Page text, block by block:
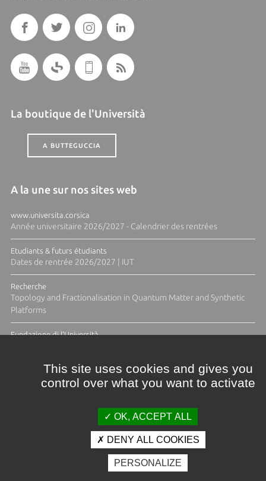
La boutique de l'Università
A BUTTEGUCCIA
A la une sur nos sites web
www.universita.corsica
Année universitaire 2026/2027 - Calendrier des rentrées
Etudiants & futurs étudiants
Dates de rentrée 2026/2027 | IUT
Recherche
Topology and Fractionalisation in Quantum Matter and Synthetic
Platforms
Fundazione di l'Università
Crédits et mentions légales
Espace presse
Photothèque
This site uses cookies and gives you
control over what you want to activate
OK, ACCEPT ALL
DENY ALL COOKIES
PERSONALIZE